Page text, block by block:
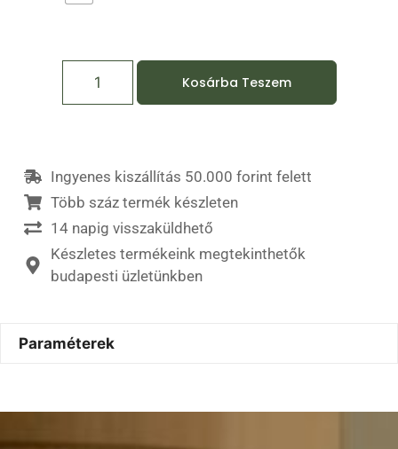
Kosárba Teszem
Ingyenes kiszállítás 50.000 forint felett
Több száz termék készleten
14 napig visszaküldhető
Készletes termékeink megtekinthetők
budapesti üzletünkben
Paraméterek